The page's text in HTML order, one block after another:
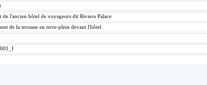
de l'ancien hôtel de voyageurs dit Riviera Palace
de la terrasse en terre-plein devant l'hôtel.